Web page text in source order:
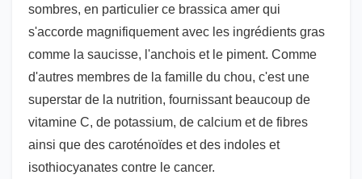
sombres, en particulier ce brassica amer qui
s'accorde magnifiquement avec les ingrédients gras
comme la saucisse, l'anchois et le piment. Comme
d'autres membres de la famille du chou, c'est une
superstar de la nutrition, fournissant beaucoup de
vitamine C, de potassium, de calcium et de fibres
ainsi que des caroténoïdes et des indoles et
isothiocyanates contre le cancer.